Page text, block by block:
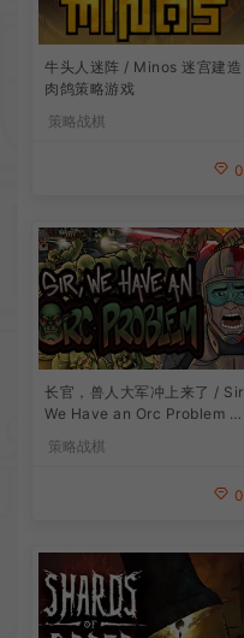
牛头人迷阵 / Minos 迷宫建造
肉鸽策略游戏
策略战棋
0
长官，兽人大军冲上来了 / Sir
We Have an Orc Problem 增
策略战棋
0